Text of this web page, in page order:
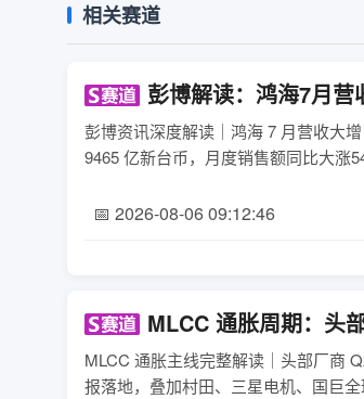
相关赛道
彭博解读：鸿海7月
彭博资讯深度解读｜鸿海 7 月营收大
9465 亿新台币，月度销售额同比大涨
📅 2026-08-06 09:12:46
MLCC 通胀周期：头
MLCC 通胀主线完整解读｜头部厂商
报落地，叠加村田、三星电机、国巨